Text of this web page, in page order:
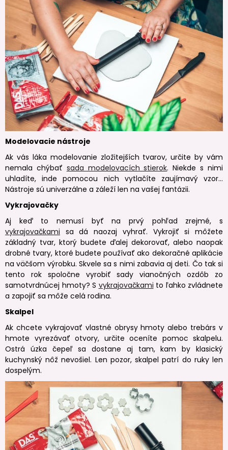
Modelovacie nástroje
Ak vás láka modelovanie zložitejších tvarov, určite by vám
nemala chýbať sada modelovacích stierok. Niekde s nimi
uhladíte, inde pomocou nich vytlačíte zaujímavý vzor…
Nástroje sú univerzálne a záleží len na vašej fantázii.
Vykrajovačky
Aj keď to nemusí byť na prvý pohľad zrejmé, s
vykrajovačkami sa dá naozaj vyhrať. Vykrojiť si môžete
základný tvar, ktorý budete ďalej dekorovať, alebo naopak
drobné tvary, ktoré budete používať ako dekoračné aplikácie
na väčšom výrobku. Skvele sa s nimi zabavia aj deti. Čo tak si
tento rok spoločne vyrobiť sady vianočných ozdôb zo
samotvrdnúcej hmoty? S vykrajovačkami to ľahko zvládnete
a zapojiť sa môže celá rodina.
Skalpel
Ak chcete vykrajovať vlastné obrysy hmoty alebo trebárs v
hmote vyrezávať otvory, určite oceníte pomoc skalpelu.
Ostrá úzka čepeľ sa dostane aj tam, kam by klasický
kuchynský nôž nevošiel. Len pozor, skalpel patrí do ruky len
dospelým.